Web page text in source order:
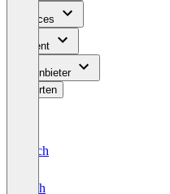
Services
Content
Für Anbieter
Bewerten
Deutsch
English